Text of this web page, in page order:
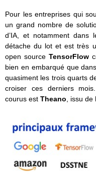
Pour les entreprises qui
un grand nombre de
d’IA, et notamment dans
détache du lot et est très
open source TensorFlow
bien en embarqué que
quasiment les trois quarts
croiser ces derniers
courus est Theano, issu de